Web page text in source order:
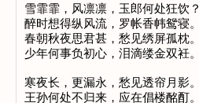
雪霏霏，风凛凛，玉郎何处狂饮？
醉时想得纵风流，罗帐香帏鸳寝。
春朝秋夜思君甚，愁见绣屏孤枕。
少年何事负初心，泪滴缕金双衽。
寒夜长，更漏永，愁见透帘月影。
王孙何处不归来，应在倡楼酩酊。